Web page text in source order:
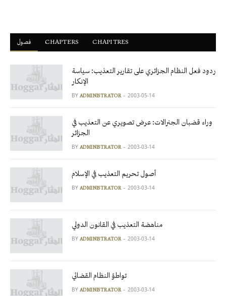
فصول ْCHAPTERS CHAPITRES
ردود فعل النظام الجزائري على تقارير التعذيب: سياسة
الإنكار
BY ADMINISTRATOR 2003-05-14
وراء قضبان الجنرالات: عرض تصويري عن التعذيب في
الجزائر
BY ADMINISTRATOR 2003-03-14
أصول تحريم التعذيب في الإسلام
BY ADMINISTRATOR 2003-03-14
مناهضة التعذيب في القانون الدولي
BY ADMINISTRATOR 2003-03-14
تواطؤ النظام القضائي
BY ADMINISTRATOR 2003-03-14